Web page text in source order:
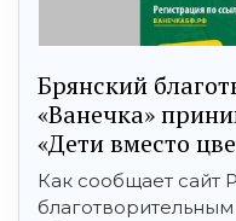
Брянский
«Ванечка»
«Дети вместо
Как сообщает сайт